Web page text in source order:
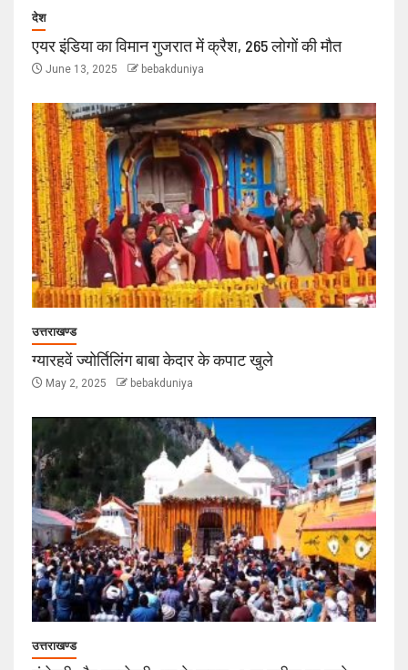
देश
एयर इंडिया का विमान गुजरात में क्रैश, 265 लोगों की मौत
June 13, 2025 bebakduniya
उत्तराखण्ड
ग्यारहवें ज्योर्तिलिंग बाबा केदार के कपाट खुले
May 2, 2025 bebakduniya
उत्तराखण्ड